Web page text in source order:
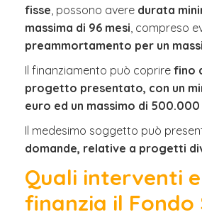
fisse, possono avere durata
massima di 96 mesi, compreso
preammortamento per un
Il finanziamento può coprire fino
progetto presentato, con un
euro ed un massimo di
Il medesimo soggetto può
domande, relative a progetti
Quali interventi
finanzia il Fondo